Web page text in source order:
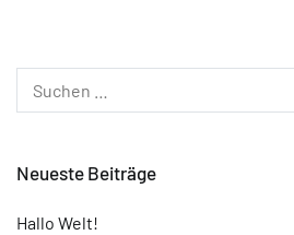
Suchen
nach:
Neueste Beiträge
Hallo Welt!